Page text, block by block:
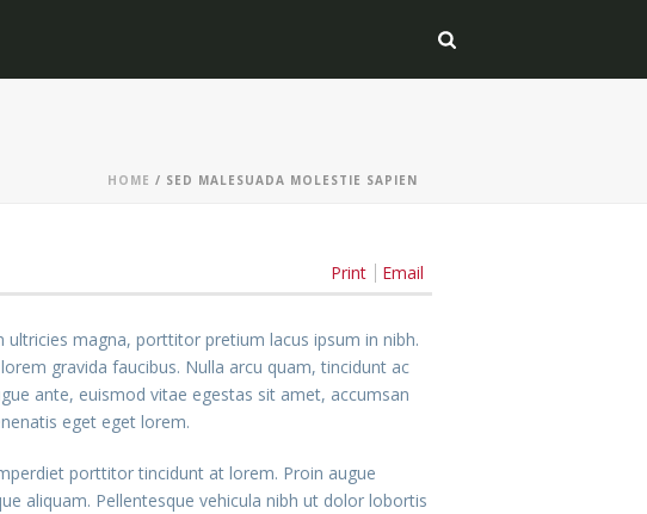
HOME / SED MALESUADA MOLESTIE SAPIEN
Print Email
ultricies magna, porttitor pretium lacus ipsum in nibh.
gravida faucibus. Nulla arcu quam, tincidunt ac
ante, euismod vitae egestas sit amet, accumsan
eget eget lorem.
porttitor tincidunt at lorem. Proin augue
aliquam. Pellentesque vehicula nibh ut dolor lobortis